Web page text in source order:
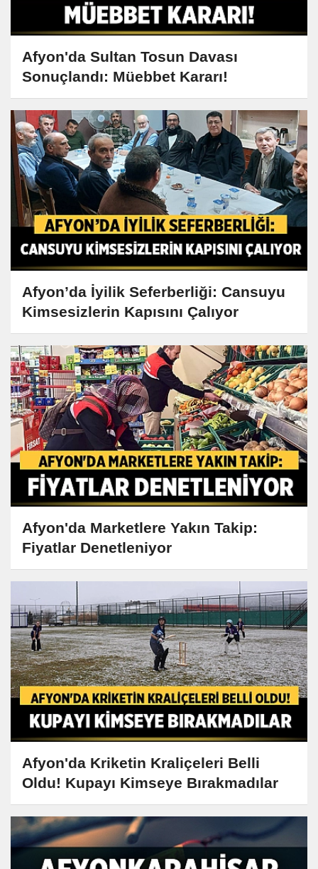
Afyon'da Sultan Tosun Davası
Sonuçlandı: Müebbet Kararı!
Afyon’da İyilik Seferberliği: Cansuyu
Kimsesizlerin Kapısını Çalıyor
Afyon'da Marketlere Yakın Takip:
Fiyatlar Denetleniyor
Afyon'da Kriketin Kraliçeleri Belli
Oldu! Kupayı Kimseye Bırakmadılar